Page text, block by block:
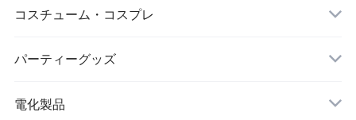
靴下・ソックス
シワ取りテープ
コスチューム・コスプレ
クリスマス
パーティーグッズ
電化製品